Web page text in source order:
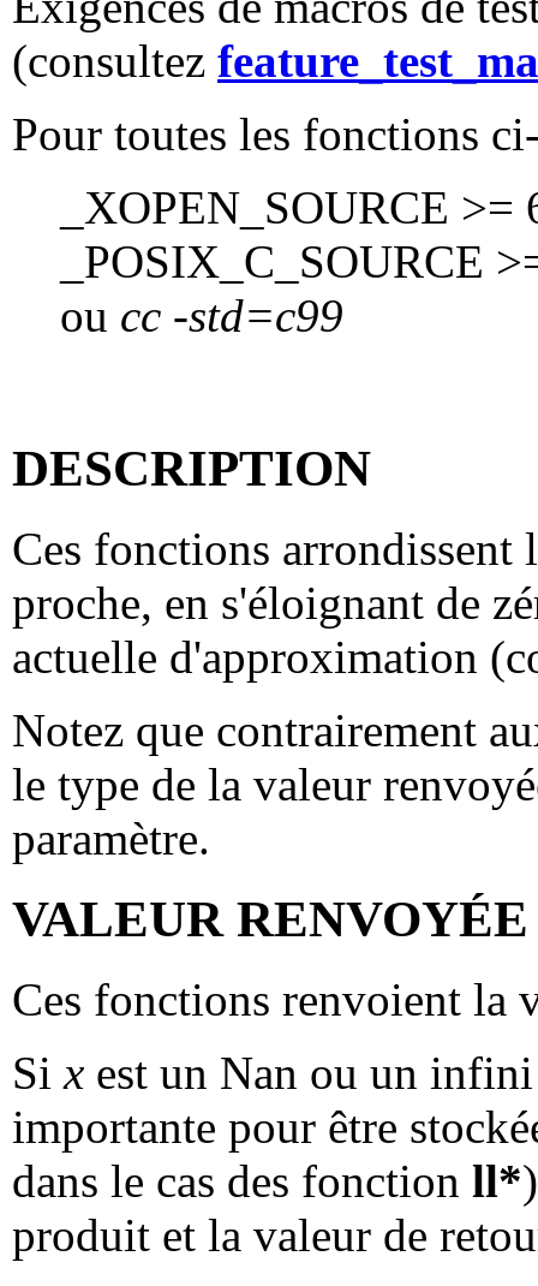
(consultez
Pour toutes les fonctions
_XOPEN_SOURCE
_POSIX_C_SOURCE
ou cc -std=c99
DESCRIPTION
Ces fonctions arrondissent
proche, en s'éloignant de
actuelle d'approximation
Notez que contrairement
le type de la valeur
paramètre.
VALEUR RENVOYÉE
Ces fonctions renvoient la
Six est un Nan ou un
importante pour être
dans le cas des fonction ll*
produit et la valeur de